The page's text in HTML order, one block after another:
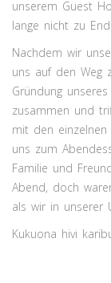
unserem Guest
lange nicht zu
Nachdem wir
uns auf den Weg
Gründung
zusammen und
mit den
uns zum
Familie und
Abend, doch
als wir in unserer
Kukuona hivi